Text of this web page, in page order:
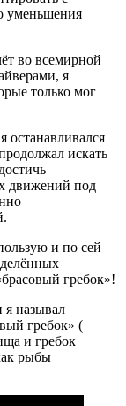
уменьшения
во всемирной
я
только мог
искать
движений под
и по сей
гребок»!
называл
гребок» (
и гребок
рыбы